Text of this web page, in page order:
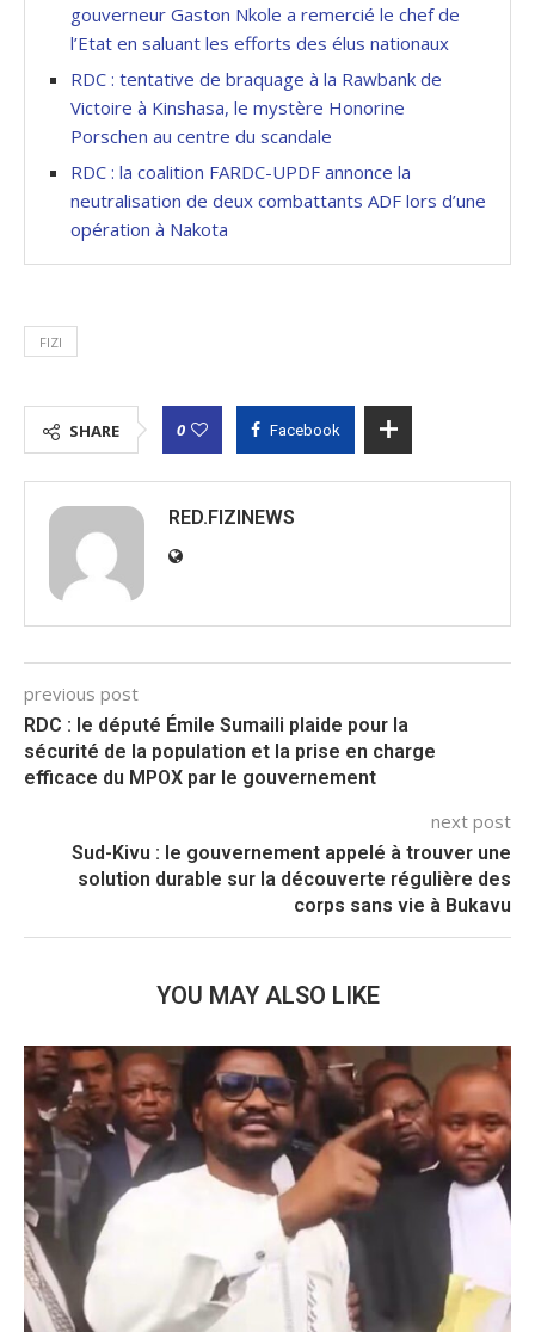
gouverneur Gaston Nkole a remercié le chef de
l’Etat en saluant les efforts des élus nationaux
RDC : tentative de braquage à la Rawbank de
Victoire à Kinshasa, le mystère Honorine
Porschen au centre du scandale
RDC : la coalition FARDC-UPDF annonce la
neutralisation de deux combattants ADF lors d’une
opération à Nakota
FIZI
SHARE 0 Facebook
RED.FIZINEWS
previous post
RDC : le député Émile Sumaili plaide pour la
sécurité de la population et la prise en charge
efficace du MPOX par le gouvernement
next post
Sud-Kivu : le gouvernement appelé à trouver une
solution durable sur la découverte régulière des
corps sans vie à Bukavu
YOU MAY ALSO LIKE